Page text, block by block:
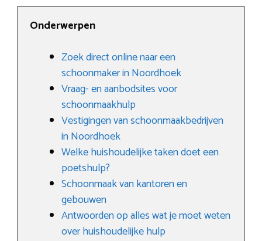
Onderwerpen
Zoek direct online naar een
schoonmaker in Noordhoek
Vraag- en aanbodsites voor
schoonmaakhulp
Vestigingen van schoonmaakbedrijven
in Noordhoek
Welke huishoudelijke taken doet een
poetshulp?
Schoonmaak van kantoren en
gebouwen
Antwoorden op alles wat je moet weten
over huishoudelijke hulp